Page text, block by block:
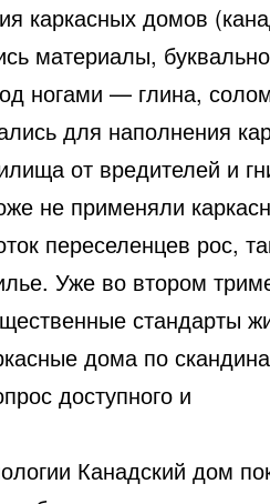
каркасных домов
материалы,
ногами — глина,
для наполнения
от вредителей и
не применяли
переселенцев рос,
Уже во втором
стандарты
дома по
доступного и
Канадский дом